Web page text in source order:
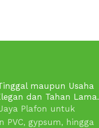
maupun Usaha
dan Tahan Lama.
Plafon untuk
gypsum, hingga